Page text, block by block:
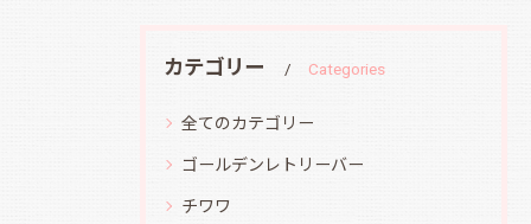
カテゴリー Categories
全てのカテゴリー
ゴールデンレトリーバー
チワワ